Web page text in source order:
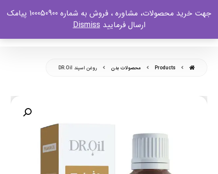
Products محصولات بدن روغن اسپند DR.Oil
جهت خرید محصولات، مشاوره ، فروش به شماره 100050900 پیامک
ارسال فرماییدDismiss